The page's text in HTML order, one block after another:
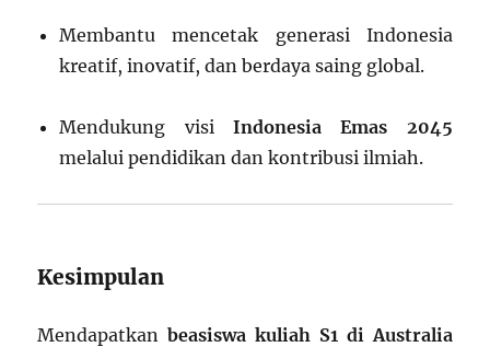
Membantu mencetak generasi Indonesia
kreatif, inovatif, dan berdaya saing global.
Mendukung visi Indonesia Emas 2045
melalui pendidikan dan kontribusi ilmiah.
Kesimpulan
Mendapatkanbeasiswa kuliah S1 di Australia